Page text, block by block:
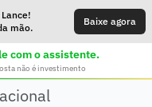
mão.
Baixe agora
com o assistente.
não é investimento